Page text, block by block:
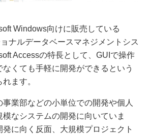
Windows向けに販売している
ナルデータベースマネジメントシス
Accessの特長として、GUIで操作
くても手軽に開発ができるという
ます。
業部などの小単位での開発や個人
なシステムの開発に向いていま
に向く反面、大規模プロジェクト